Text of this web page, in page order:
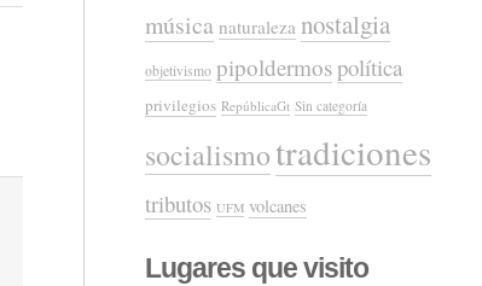
música naturaleza nostalgia
objetivismo pipoldermospolítica
privilegios RepúblicaGt Sin categoría
socialismotradiciones
tributos UFM volcanes
Lugares que visito